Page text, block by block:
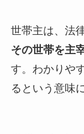
世帯主は、法
その世帯を主
す。わかりや
るという意味